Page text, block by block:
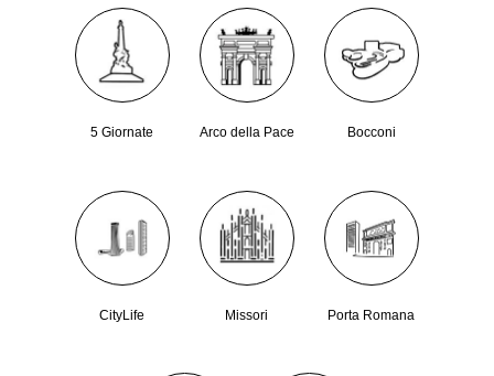
5 Giornate Arco della Pace Bocconi
CityLife Missori Porta Romana